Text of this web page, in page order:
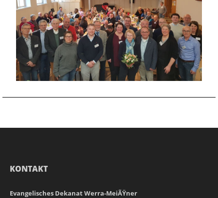
KONTAKT
Evangelisches Dekanat Werra-MeiÃŸner